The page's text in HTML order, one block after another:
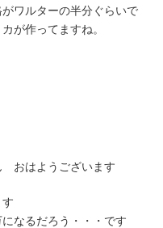
ワルターの半分ぐらいで
が作ってますね。
おはようございます
なるだろう・・・です